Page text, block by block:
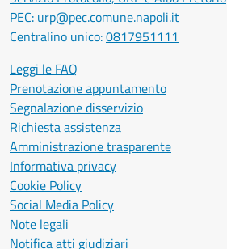
PEC: urp@pec.comune.napoli.it
Centralino unico:0817951111
Leggi le FAQ
Prenotazione appuntamento
Segnalazione disservizio
Richiesta assistenza
Amministrazione trasparente
Informativa privacy
Cookie Policy
Social Media Policy
Note legali
Notifica atti giudiziari